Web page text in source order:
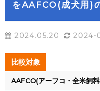
をAAFCO(成犬用)
2024.05.20 2024-
比較対象
AAFCO(アーフコ・全米飼